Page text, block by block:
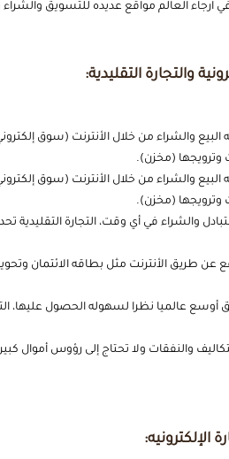
العالم مواقع عديده للتسويق والشراء
والتجارة التقليدية:
البيع والشراء من خلال الأنترنت (سوق
(مخزن).
البيع والشراء من خلال الأنترنت (سوق
(مخزن).
والشراء في أي وقت، التجارة التقليدية
عن طريق الأنترنت مثل بطاقه الائتمان
أوسع عالميا نظرا لسهوله الحصول عليها،
والنفقات ولا تحتاج إلى رؤوس أموال
الإلكترونيه: